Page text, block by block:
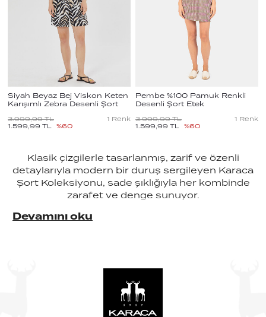
Siyah Beyaz Bej Viskon Keten
Karışımlı Zebra Desenli Şort
3.999,99 TL
1.599,99 TL %60
1 Renk
Pembe %100 Pamuk Renkli
Desenli Şort Etek
3.999,99 TL
1.599,99 TL %60
1 Renk
Klasik çizgilerle tasarlanmış, zarif ve özenli
detaylarıyla modern bir duruş sergileyen Karaca
Şort Koleksiyonu, sade şıklığıyla her kombinde
zarafet ve denge sunuyor.
Devamını oku